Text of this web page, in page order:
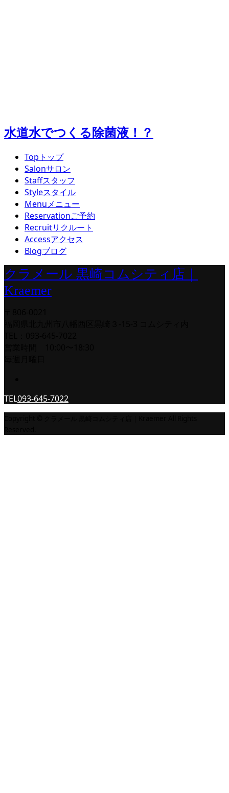
水道水でつくる除菌液！？
Top トップ
Salonサロン
Staffスタッフ
Styleスタイル
Menuメニュー
Reservationご予約
Recruitリクルート
Accessアクセス
Blogブログ
クラメール 黒崎コムシティ店｜
Kraemer
TEL093-645-7022